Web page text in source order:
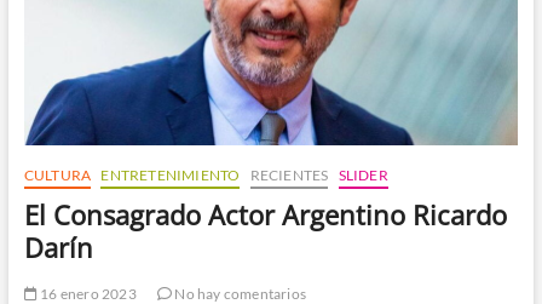
CULTURA ENTRETENIMIENTO RECIENTES SLIDER
El Consagrado Actor Argentino Ricardo
Darín
16 enero 2023
No hay comentarios